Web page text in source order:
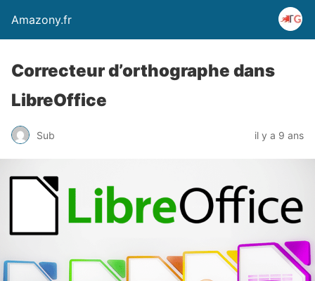
Amazony.fr
Correcteur d’orthographe dans
LibreOffice
Sub il y a 9 ans